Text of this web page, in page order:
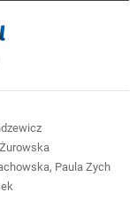
Paula Zych